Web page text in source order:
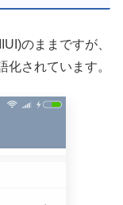
のままですが、
されています。